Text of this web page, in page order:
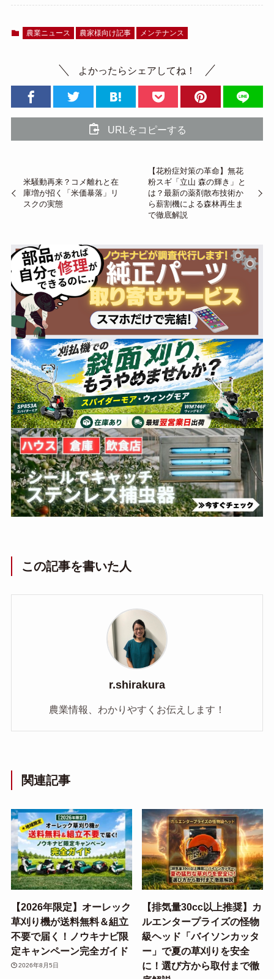
農業ニュース 農家様向け記事 メンテナンス
よかったらシェアしてね！
URLをコピーする
米騒動再来？コメ離れと在
庫増が招く「米価暴落」リ
スクの実態
【花粉症対策の革命】無花
粉スギ「立山 森の輝き」と
は？最新の薬剤散布技術か
ら薪割機による森林再生ま
で徹底解説
この記事を書いた人
r.shirakura
農業情報、わかりやすくお伝えします！
関連記事
【2026年限定】オーレック
草刈り機が送料無料＆組立
不要で届く！ノウキナビ限
定キャンペーン完全ガイド
2026年8月5日
【排気量30cc以上推奨】カ
ルエンタープライズの怪物
級ヘッド「バイソンカッタ
ー」で夏の草刈りを安全
に！選び方から取付まで徹